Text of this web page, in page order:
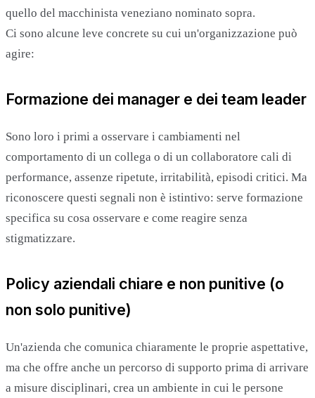
quello del macchinista veneziano nominato sopra.
Ci sono alcune leve concrete su cui un'organizzazione può
agire:
Formazione dei manager e dei team leader
Sono loro i primi a osservare i cambiamenti nel
comportamento di un collega o di un collaboratore cali di
performance, assenze ripetute, irritabilità, episodi critici. Ma
riconoscere questi segnali non è istintivo: serve formazione
specifica su cosa osservare e come reagire senza
stigmatizzare.
Policy aziendali chiare e non punitive (o
non solo punitive)
Un'azienda che comunica chiaramente le proprie aspettative,
ma che offre anche un percorso di supporto prima di arrivare
a misure disciplinari, crea un ambiente in cui le persone